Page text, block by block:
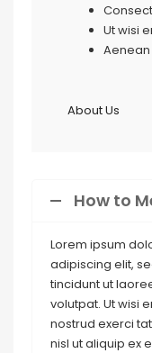
Ut wisi
Aenean
About Us
How to
Lorem ipsum
adipiscing elit,
tincidunt ut
volutpat. Ut wisi
nostrud exerci
nisl ut aliquip ex